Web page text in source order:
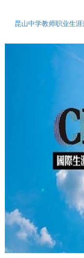
昆山中学教师职业生